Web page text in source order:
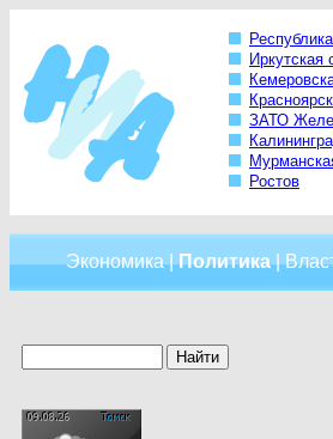
Иркутская
ЗАТО
Ростов
Экономика|Политика|